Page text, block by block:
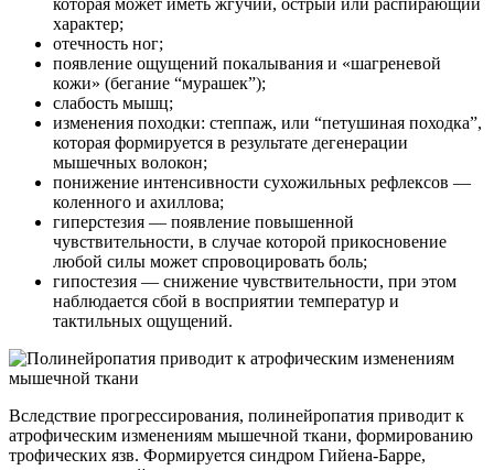
которая может иметь жгучий, острый или распирающий
характер;
отечность ног;
появление ощущений покалывания и «шагреневой
кожи» (бегание “мурашек”);
слабость мышц;
изменения походки: степпаж, или “петушиная походка”,
которая формируется в результате дегенерации
мышечных волокон;
понижение интенсивности сухожильных рефлексов —
коленного и ахиллова;
гиперстезия — появление повышенной
чувствительности, в случае которой прикосновение
любой силы может спровоцировать боль;
гипостезия — снижение чувствительности, при этом
наблюдается сбой в восприятии температур и
тактильных ощущений.
Вследствие прогрессирования, полинейропатия приводит к
атрофическим изменениям мышечной ткани, формированию
трофических язв. Формируется синдром Гийена-Барре,